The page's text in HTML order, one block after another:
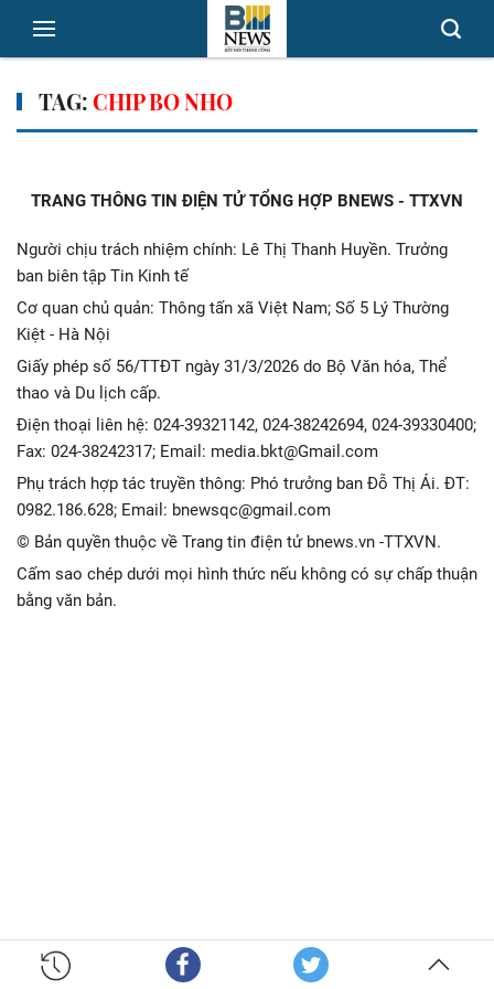
TAG:CHIP BO NHO
TRANG THÔNG TIN ĐIỆN TỬ TỔNG HỢP BNEWS - TTXVN
Người chịu trách nhiệm chính: Lê Thị Thanh Huyền. Trưởng
ban biên tập Tin Kinh tế
Cơ quan chủ quản: Thông tấn xã Việt Nam; Số 5 Lý Thường
Kiệt - Hà Nội
Giấy phép số 56/TTĐT ngày 31/3/2026 do Bộ Văn hóa, Thể
thao và Du lịch cấp.
Điện thoại liên hệ: 024-39321142, 024-38242694, 024-39330400;
Fax: 024-38242317; Email: media.bkt@Gmail.com
Phụ trách hợp tác truyền thông: Phó trưởng ban Đỗ Thị Ái. ĐT:
0982.186.628; Email: bnewsqc@gmail.com
© Bản quyền thuộc về Trang tin điện tử bnews.vn -TTXVN.
Cấm sao chép dưới mọi hình thức nếu không có sự chấp thuận
bằng văn bản.